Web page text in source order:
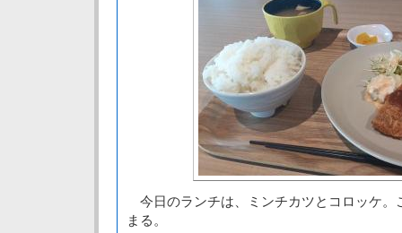
今日のランチは、ミンチカツとコロッケ。
まる。